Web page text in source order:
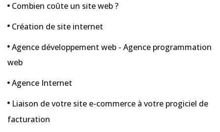
Combien coûte un site web ?
Création de site internet
Agence développement web - Agence programmation
web
Agence Internet
Liaison de votre site e-commerce à votre progiciel de
facturation